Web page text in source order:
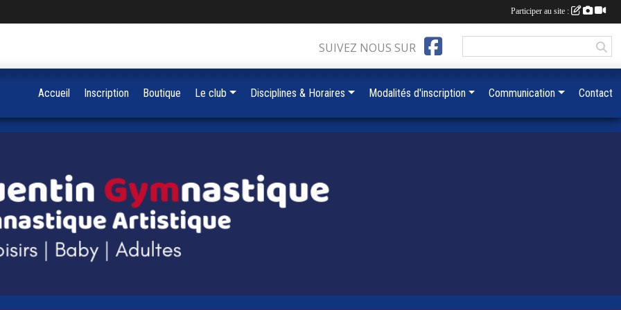
SUIVEZ NOUS SUR
Accueil Inscription Boutique Le club Disciplines & Horaires Modalités d'inscription Communication Contact
Participer au site :